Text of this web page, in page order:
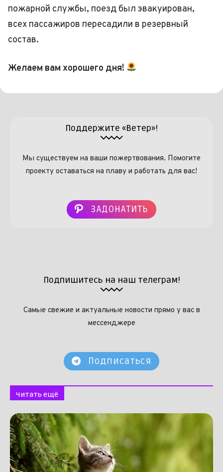
пожарной службы, поезд был эвакуирован,
всех пассажиров пересадили в резервный
состав.
Желаем вам хорошего дня!
Поддержите «Ветер»!
Мы существуем на ваши пожертвования. Помогите
проекту оставаться на плаву и работать для вас!
ЗАДОНАТИТЬ
Подпишитесь на наш телеграм!
Самые свежие и актуальные новости прямо у вас в
мессенджере
Подписаться
Читать ещё